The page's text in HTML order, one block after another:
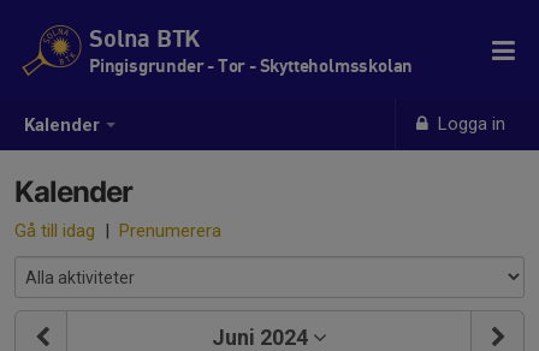
Kalender Logga in
Solna BTK
Pingisgrunder - Tor - Skytteholmsskolan
Kalender
Gå till idag | Prenumerera
Juni 2024